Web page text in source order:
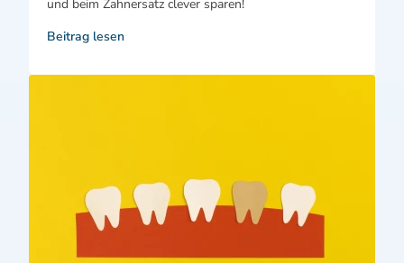
und beim Zahnersatz clever sparen!
Beitrag lesen